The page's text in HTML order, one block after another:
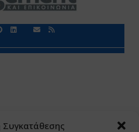
Συγκατάθεσης
© Χαραμή Α.Ε.